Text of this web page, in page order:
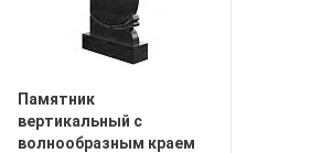
Памятник
вертикальный с
волнообразным краем